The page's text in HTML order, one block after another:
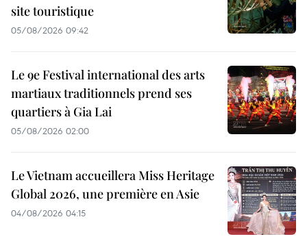
site touristique
05/08/2026 09:42
Le 9e Festival international des arts
martiaux traditionnels prend ses
quartiers à Gia Lai
05/08/2026 02:00
Le Vietnam accueillera Miss Heritage
Global 2026, une première en Asie
04/08/2026 04:15